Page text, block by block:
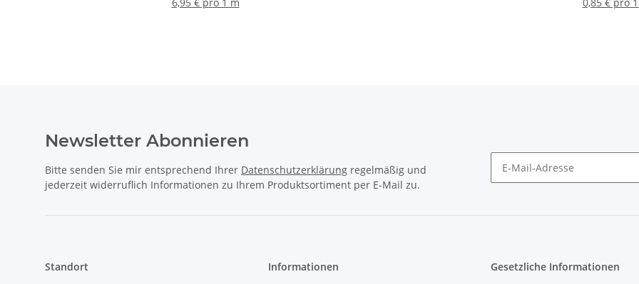
6,95 € pro 1 m
0,85 € pro
Newsletter Abonnieren
Bitte senden Sie mir entsprechend Ihrer Datenschutzerklärung regelmäßig und
jederzeit widerruflich Informationen zu Ihrem Produktsortiment per E-Mail zu.
Standort
Informationen Gesetzliche Informationen